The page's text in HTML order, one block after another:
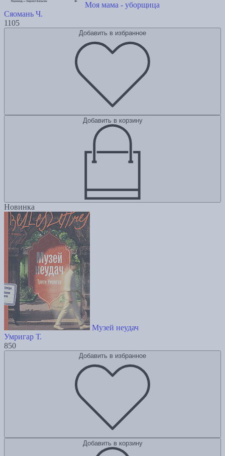
Моя мама - уборщица
Сяомань Ч.
1105
Добавить в избранное
Добавить в корзину
Новинка
Музей неудач
Умригар Т.
850
Добавить в избранное
Добавить в корзину